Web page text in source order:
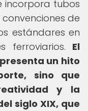
incorpora tubos
de
estándares en
ferroviarios. El
un hito
sino que
y la
siglo XIX, que